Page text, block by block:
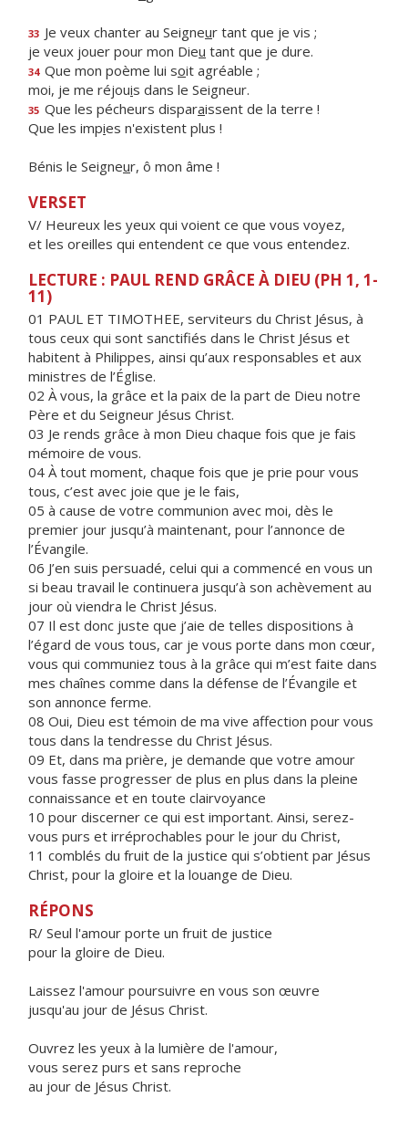
33 Je veux chanter au Seigneur tant que je vis ;
je veux jouer pour mon Dieu tant que je dure.
34 Que mon poème lui soit agréable ;
moi, je me réjouis dans le Seigneur.
35 Que les pécheurs disparaissent de la terre !
Que les impies n'existent plus !
Bénis le Seigneur, ô mon âme !
VERSET
V/ Heureux les yeux qui voient ce que vous voyez,
et les oreilles qui entendent ce que vous entendez.
LECTURE : PAUL REND GRÂCE À DIEU (PH 1, 1-
11)
01 PAUL ET TIMOTHEE, serviteurs du Christ Jésus, à
tous ceux qui sont sanctifiés dans le Christ Jésus et
habitent à Philippes, ainsi qu’aux responsables et aux
ministres de l’Église.
02 À vous, la grâce et la paix de la part de Dieu notre
Père et du Seigneur Jésus Christ.
03 Je rends grâce à mon Dieu chaque fois que je fais
mémoire de vous.
04 À tout moment, chaque fois que je prie pour vous
tous, c’est avec joie que je le fais,
05 à cause de votre communion avec moi, dès le
premier jour jusqu’à maintenant, pour l’annonce de
l’Évangile.
06 J’en suis persuadé, celui qui a commencé en vous un
si beau travail le continuera jusqu’à son achèvement au
jour où viendra le Christ Jésus.
07 Il est donc juste que j’aie de telles dispositions à
l’égard de vous tous, car je vous porte dans mon cœur,
vous qui communiez tous à la grâce qui m’est faite dans
mes chaînes comme dans la défense de l’Évangile et
son annonce ferme.
08 Oui, Dieu est témoin de ma vive affection pour vous
tous dans la tendresse du Christ Jésus.
09 Et, dans ma prière, je demande que votre amour
vous fasse progresser de plus en plus dans la pleine
connaissance et en toute clairvoyance
10 pour discerner ce qui est important. Ainsi, serez-
vous purs et irréprochables pour le jour du Christ,
11 comblés du fruit de la justice qui s’obtient par Jésus
Christ, pour la gloire et la louange de Dieu.
RÉPONS
R/ Seul l'amour porte un fruit de justice
pour la gloire de Dieu.
Laissez l'amour poursuivre en vous son œuvre
jusqu'au jour de Jésus Christ.
Ouvrez les yeux à la lumière de l'amour,
vous serez purs et sans reproche
au jour de Jésus Christ.